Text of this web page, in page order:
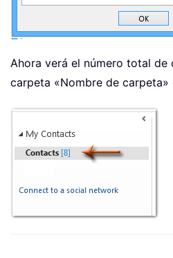
Ahora verá el número total de
carpeta «Nombre de carpeta»